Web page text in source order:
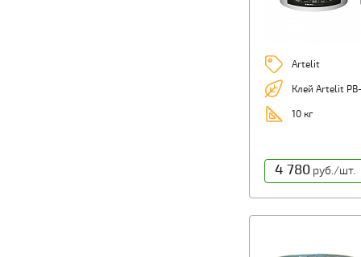
Artelit
Клей Artelit
10 кг
4 780руб./шт.